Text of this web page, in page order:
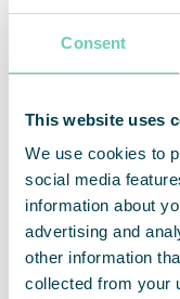
Consent
This website uses
We use cookies to
social media
information about
advertising and
other information
collected from your
QleanAir S 40
Suunniteltu vaativiin
ympäristöihin, joissa
ovat korkeat.